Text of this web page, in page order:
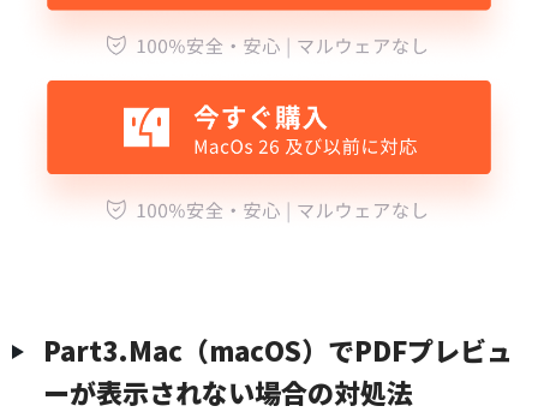
︎Part3.Mac（macOS）でPDFプレビュ
ーが表示されない場合の対処法